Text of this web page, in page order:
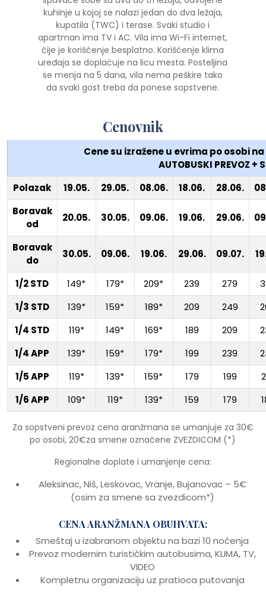
kuhinje u kojoj se nalazi jedan do dva ležaja,
kupatila (TWC) i terase. Svaki studio i
apartman ima TV i AC. Vila ima Wi-Fi internet,
čije je korišćenje besplatno. Korišćenje klima
uređaja se doplaćuje na licu mesta. Posteljina
se menja na 5 dana, vila nema peškire tako
da svaki gost treba da ponese sopstvene.
Cenovnik
Cene su izražene u evrima po osobi na
AUTOBUSKI PREVOZ
Polazak
19.05. 29.05. 08.06. 18.06. 28.06.
Boravak
od
20.05. 30.05. 09.06. 19.06. 29.06.
Boravak
do
30.05. 09.06. 19.06. 29.06. 09.07.
1/2 STD 149* 179* 209* 239 279
1/3 STD
139* 159* 189* 209 249
1/4 STD
119* 149* 169* 189 209
1/4 APP
139* 159* 179* 199 239
1/5 APP
119* 139* 159* 179 199
1/6 APP
109* 119* 139* 159 179
Za sopstveni prevoz cena aranžmana se umanjuje za 30€
po osobi, 20€za smene označene ZVEZDICOM (*)
Regionalne doplate i umanjenje cena:
Aleksinac, Niš, Leskovac, Vranje, Bujanovac – 5€
(osim za smene sa zvezdicom*)
CENA ARANŽMANA OBUHVATA:
Smeštaj u izabranom objektu na bazi 10 noćenja
Prevoz modernim turističkim autobusima, KLIMA, TV,
VIDEO
Kompletnu organizaciju uz pratioca putovanja